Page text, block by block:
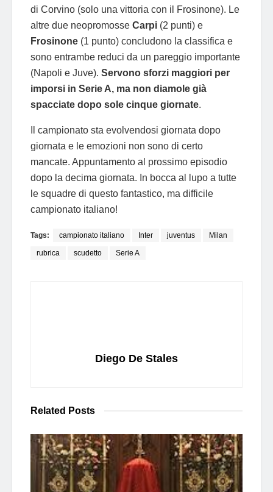
di Corvino (solo una vittoria con il Frosinone). Le
altre due neopromosse Carpi (2 punti) e
Frosinone (1 punto) concludono la classifica e
sono entrambe reduci da un pareggio importante
(Napoli e Juve). Servono sforzi maggiori per
imporsi in Serie A, ma non diamole già
spacciate dopo sole cinque giornate.
Il campionato sta evolvendosi giornata dopo
giornata e le emozioni non sono di certo
mancate. Appuntamento al prossimo episodio
dopo la decima giornata. In bocca al lupo a tutte
le squadre di questo fantastico, ma difficile
campionato italiano!
Tags: campionato italiano Inter juventus Milan
rubrica scudetto Serie A
Diego De Stales
Related Posts